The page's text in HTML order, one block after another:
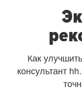
Как
консультант